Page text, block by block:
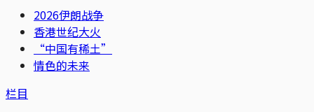
2026伊朗战争
香港世纪大火
“中国有稀土”
情色的未来
栏目